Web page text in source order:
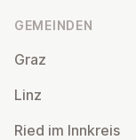
GEMEINDEN
Graz
Linz
Ried im Innkreis